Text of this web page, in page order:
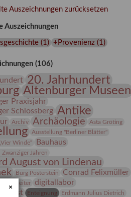
Auszeichnungen zurücksetzen
Auszeichnungen
(1 ) +Provenienz(1 )
(106)
20. Jahrhundert
Altenburger Museen
Praxisjahr
Schlossberg Antike
Archiv Archäologie Asta Gröting
Ausstellung "Berliner Blätter"
Winde“
Bauhaus
Jahren
August von Lindenau
Burg Posterstein Conrad Felixmüller
Reiter
digitallabor
Kunst
Enteignung
Erdmann Julius Dietrich
×